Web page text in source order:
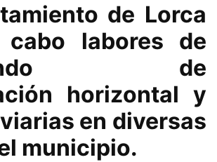
de Lorca
labores de
de
horizontal y
en diversas
municipio.